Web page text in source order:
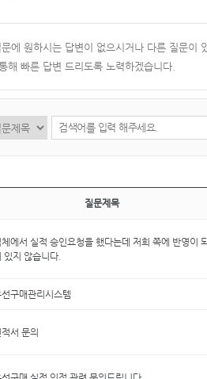
에 원하시는 답변이 없으시거나 다른 질문이
해 빠른 답변 드리도록 노력하겠습니다.
질문제목
체에서 실적 승인요청을 했다는데 저희 쪽에 반영이 되
있지 않습니다.
구매관리시스템
적서 문의